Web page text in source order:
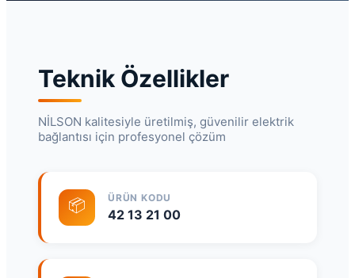
Teknik Özellikler
NİLSON kalitesiyle üretilmiş, güvenilir elektrik
bağlantısı için profesyonel çözüm
📦 ÜRÜN KODU
42 13 21 00